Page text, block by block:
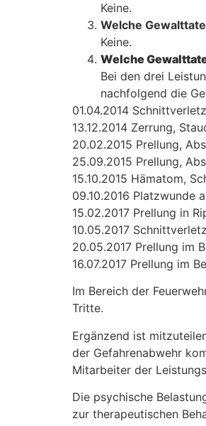
Keine.
Welche
Keine.
Welche
Bei den drei
nachfolgend die
01.04.2014
13.12.2014 Zerrung,
20.02.2015 Prellung,
25.09.2015 Prellung,
15.10.2015 Hämatom,
09.10.2016 Platzwunde
15.02.2017 Prellung in
10.05.2017
20.05.2017 Prellung im
16.07.2017 Prellung im
Im Bereich der
Tritte.
Ergänzend ist
der Gefahrenabwehr
Mitarbeiter der
Die psychische
zur therapeutischen